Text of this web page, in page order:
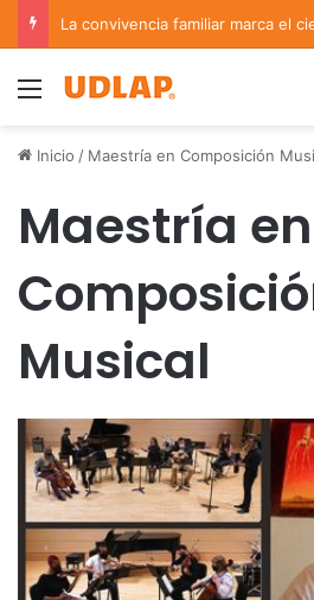
Menu
Inicio / Maestría en Composición
Maestría en
Musical